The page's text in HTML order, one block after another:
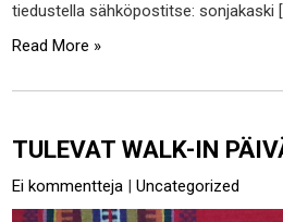
tiedustella sähköpostitse: sonjakaski
Read More »
TULEVAT WALK-IN
Ei kommentteja |Uncategorized